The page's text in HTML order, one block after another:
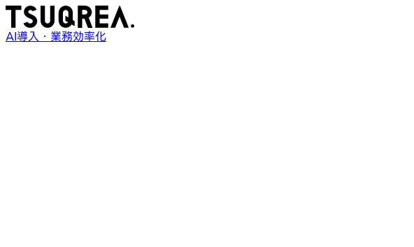
AI導入・業務効率化